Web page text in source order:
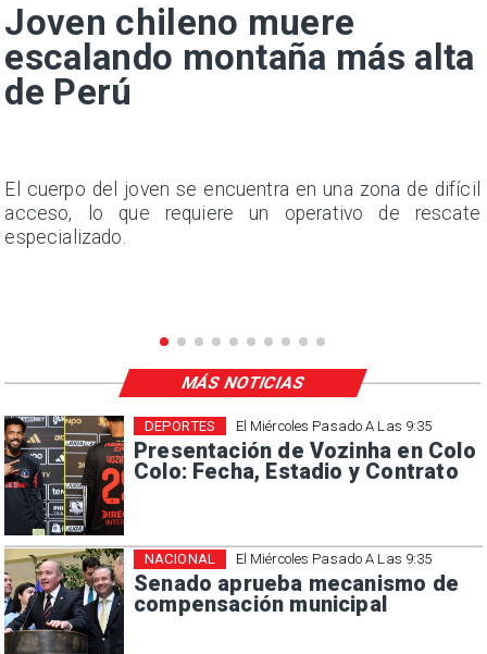
Joven chileno muere
escalando montaña más alta
de Perú
El cuerpo del joven se encuentra en una zona de difícil
acceso, lo que requiere un operativo de rescate
especializado.
El Miércoles Pasado A Las 9:35
Presentación de Vozinha en Colo
Colo: Fecha, Estadio y Contrato
DEPORTES
El Miércoles Pasado A Las 9:35
Senado aprueba mecanismo de
compensación municipal
NACIONAL
MÁS NOTICIAS